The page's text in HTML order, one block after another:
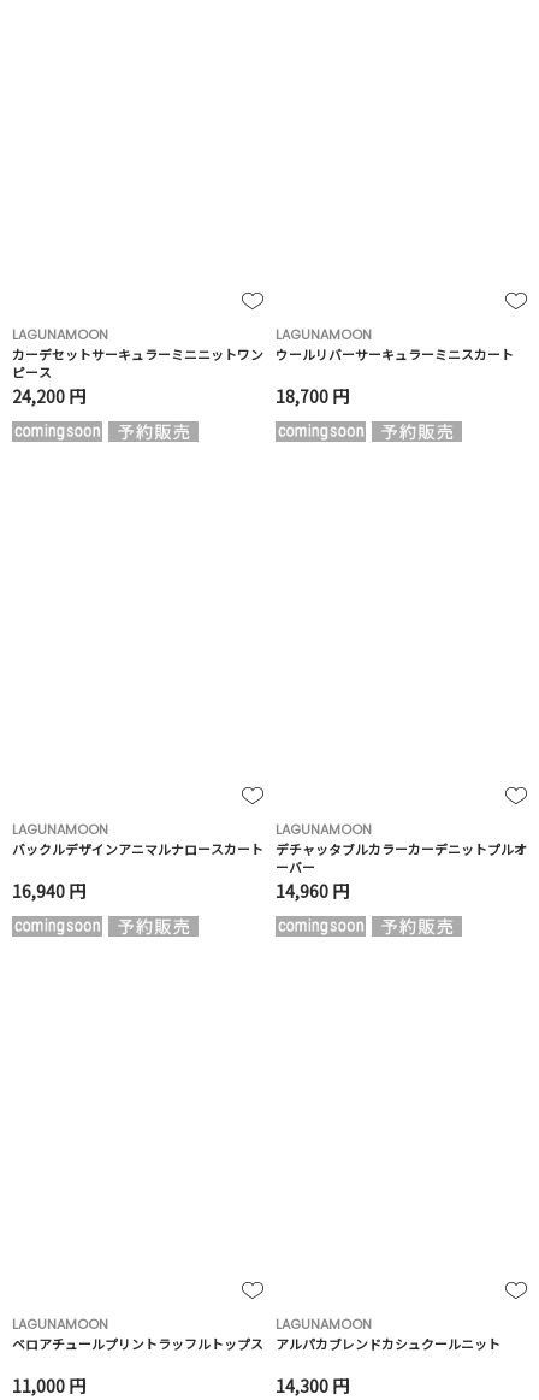
LAGUNAMOON
カーデセットサーキュラーミニニットワン
ピース
24,200 円
LAGUNAMOON
ウールリバーサーキュラーミニスカート
18,700 円
LAGUNAMOON
バックルデザインアニマルナロースカート
16,940 円
LAGUNAMOON
デチャッタブルカラーカーデニットプルオ
ーバー
14,960 円
LAGUNAMOON
ベロアチュールプリントラッフルトップス
11,000 円
LAGUNAMOON
アルパカブレンドカシュクールニット
14,300 円